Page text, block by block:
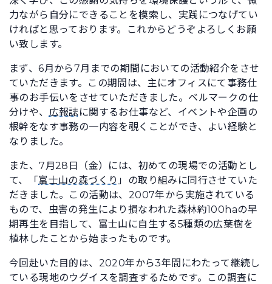
力ながら自分にできることを模索し、実践につなげてい
ければと思っております。これからどうぞよろしくお願
い致します。
まず、6月から7月までの期間においての活動紹介をさせ
ていただきます。この期間は、主にオフィスにて事務仕
事のお手伝いをさせていただきました。ベルマークの仕
分けや、 広報誌に関するお仕事など、イベントや企画の
根幹をなす事務の一内容を覗くことができ、よい経験と
なりました。
また、7月28日（金）には、初めての現場での活動とし
て、「富士山の森づくり 」の取り組みに同行させていた
だきました。この活動は、2007年から実施されている
もので、虫害の発生により損なわれた森林約100haの早
期再生を目指して、富士山に自生する5種類の広葉樹を
植林したことから始まったものです。
今回赴いた目的は、2020年から3年間にわたって継続し
ている現地のウグイスを調査するためです。この調査に